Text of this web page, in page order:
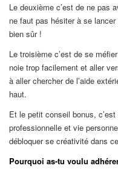
Le deuxième c’est de ne pas
ne faut pas hésiter à se
bien sûr !
Le troisième c’est de se
noie trop facilement et aller
à aller chercher de l’aide
haut.
Et le petit conseil bonus,
professionnelle et vie
débloquer se créativité dans
Pourquoi as-tu voulu